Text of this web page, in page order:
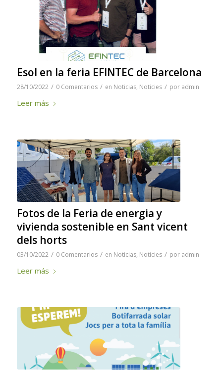
Esol en la feria EFINTEC de Barcelona
28/10/2022 / 0 Comentarios / en Noticias, Noticies / por admin
Leer más
Fotos de la Feria de energia y
vivienda sostenible en Sant vicent
dels horts
03/10/2022 / 0 Comentarios / en Noticias, Noticies / por admin
Leer más